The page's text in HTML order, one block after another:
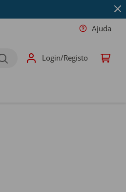
Ajuda
Login/Registo